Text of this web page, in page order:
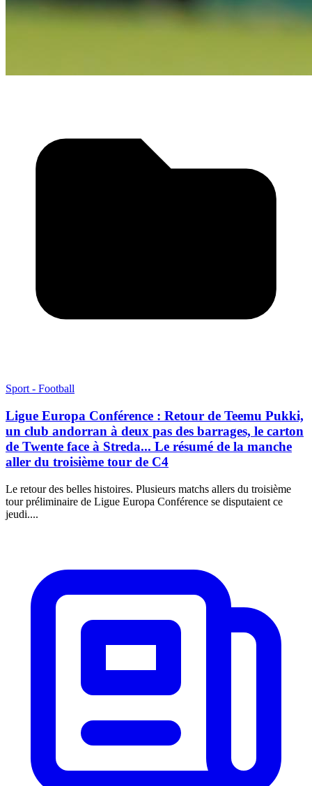
Sport - Football
Ligue Europa Conférence : Retour de Teemu Pukki,
un club andorran à deux pas des barrages, le carton
de Twente face à Streda... Le résumé de la manche
aller du troisième tour de C4
Le retour des belles histoires. Plusieurs matchs allers du troisième
tour préliminaire de Ligue Europa Conférence se disputaient ce
jeudi....